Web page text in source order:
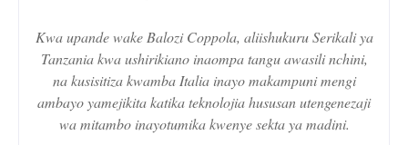
Kwa upande wake Balozi Coppola, aliishukuru Serikali ya
Tanzania kwa ushirikiano inaompa tangu awasili nchini,
na kusisitiza kwamba Italia inayo makampuni mengi
ambayo yamejikita katika teknolojia hususan utengenezaji
wa mitambo inayotumika kwenye sekta ya madini.